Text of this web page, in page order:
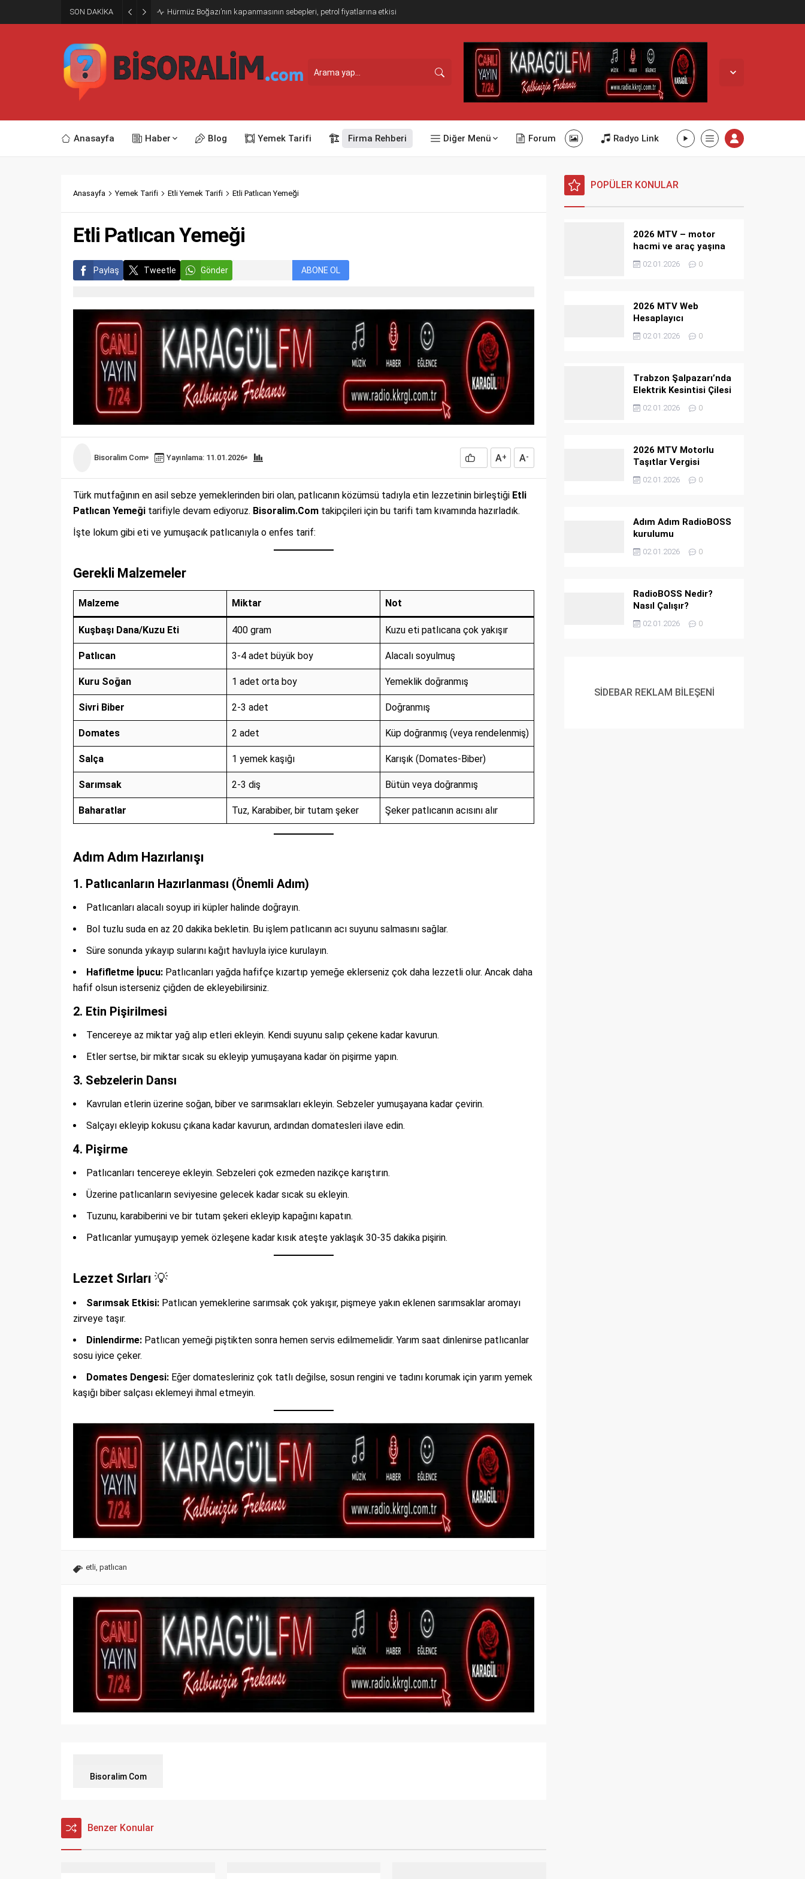
SON DAKİKA Hürmüz Boğazı’nın kapanmasının sebepleri, petrol fiyatlarına etkisi
Anasayfa Haber Blog Yemek Tarifi Firma Rehberi Diğer Menü Forum Radyo Link
Anasayfa Yemek Tarifi Etli Yemek Tarifi Etli Patlıcan Yemeği
Etli Patlıcan Yemeği
Paylaş Tweetle Gönder ABONE OL
Bisoralim Com Yayınlama: 11.01.2026 A+ A-
Türk mutfağının en asil sebze yemeklerinden biri olan, patlıcanın közümsü tadıyla etin lezzetinin birleştiği Etli
Patlıcan Yemeği tarifiyle devam ediyoruz. Bisoralim.Com takipçileri için bu tarifi tam kıvamında hazırladık.
İşte lokum gibi eti ve yumuşacık patlıcanıyla o enfes tarif:
Gerekli Malzemeler
Malzeme Miktar Not
Kuşbaşı Dana/Kuzu Eti 400 gram Kuzu eti patlıcana çok yakışır
Patlıcan 3-4 adet büyük boy Alacalı soyulmuş
Kuru Soğan 1 adet orta boy Yemeklik doğranmış
Sivri Biber 2-3 adet Doğranmış
Domates 2 adet Küp doğranmış (veya rendelenmiş)
Salça 1 yemek kaşığı Karışık (Domates-Biber)
Sarımsak 2-3 diş Bütün veya doğranmış
Baharatlar Tuz, Karabiber, bir tutam şeker Şeker patlıcanın acısını alır
Adım Adım Hazırlanışı
1. Patlıcanların Hazırlanması (Önemli Adım)
Patlıcanları alacalı soyup iri küpler halinde doğrayın.
Bol tuzlu suda en az 20 dakika bekletin. Bu işlem patlıcanın acı suyunu salmasını sağlar.
Süre sonunda yıkayıp sularını kağıt havluyla iyice kurulayın.
Hafifletme İpucu: Patlıcanları yağda hafifçe kızartıp yemeğe eklerseniz çok daha lezzetli olur. Ancak daha
hafif olsun isterseniz çiğden de ekleyebilirsiniz.
2. Etin Pişirilmesi
Tencereye az miktar yağ alıp etleri ekleyin. Kendi suyunu salıp çekene kadar kavurun.
Etler sertse, bir miktar sıcak su ekleyip yumuşayana kadar ön pişirme yapın.
3. Sebzelerin Dansı
Kavrulan etlerin üzerine soğan, biber ve sarımsakları ekleyin. Sebzeler yumuşayana kadar çevirin.
Salçayı ekleyip kokusu çıkana kadar kavurun, ardından domatesleri ilave edin.
4. Pişirme
Patlıcanları tencereye ekleyin. Sebzeleri çok ezmeden nazikçe karıştırın.
Üzerine patlıcanların seviyesine gelecek kadar sıcak su ekleyin.
Tuzunu, karabiberini ve bir tutam şekeri ekleyip kapağını kapatın.
Patlıcanlar yumuşayıp yemek özleşene kadar kısık ateşte yaklaşık 30-35 dakika pişirin.
Lezzet Sırları 💡
Sarımsak Etkisi: Patlıcan yemeklerine sarımsak çok yakışır, pişmeye yakın eklenen sarımsaklar aromayı
zirveye taşır.
Dinlendirme: Patlıcan yemeği piştikten sonra hemen servis edilmemelidir. Yarım saat dinlenirse patlıcanlar
sosu iyice çeker.
Domates Dengesi: Eğer domatesleriniz çok tatlı değilse, sosun rengini ve tadını korumak için yarım yemek
kaşığı biber salçası eklemeyi ihmal etmeyin.
etli, patlıcan
Bisoralim Com
Benzer Konular
POPÜLER KONULAR
2026 MTV – motor
hacmi ve araç yaşına
göre detaylı tablo
02.01.2026 0
2026 MTV Web
Hesaplayıcı
02.01.2026 0
Trabzon Şalpazarı’nda
Elektrik Kesintisi Çilesi
Bitmiyor
02.01.2026 0
2026 MTV Motorlu
Taşıtlar Vergisi
02.01.2026 0
Adım Adım RadioBOSS
kurulumu
02.01.2026 0
RadioBOSS Nedir?
Nasıl Çalışır?
02.01.2026 0
SİDEBAR REKLAM BİLEŞENİ